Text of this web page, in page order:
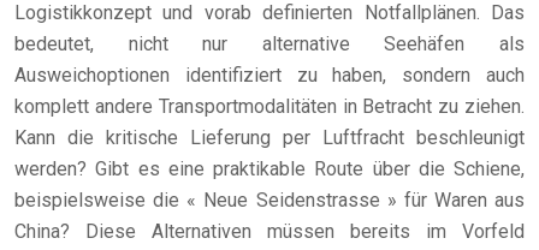
Logistikkonzept und vorab definierten Notfallplänen. Das
bedeutet, nicht nur alternative Seehäfen als
Ausweichoptionen identifiziert zu haben, sondern auch
komplett andere Transportmodalitäten in Betracht zu ziehen.
Kann die kritische Lieferung per Luftfracht beschleunigt
werden? Gibt es eine praktikable Route über die Schiene,
beispielsweise die « Neue Seidenstrasse » für Waren aus
China? Diese Alternativen müssen bereits im Vorfeld